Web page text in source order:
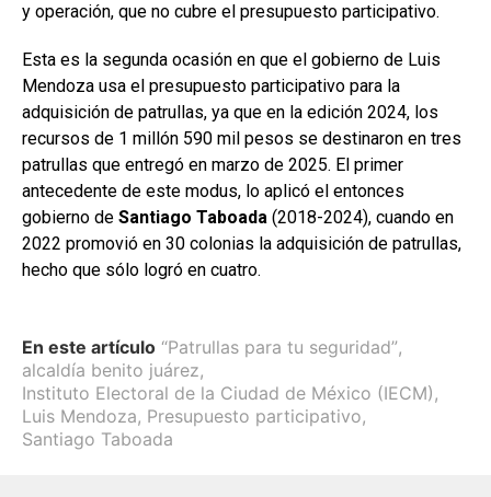
y operación, que no cubre el presupuesto participativo.
Esta es la segunda ocasión en que el gobierno de Luis
Mendoza usa el presupuesto participativo para la
adquisición de patrullas, ya que en la edición 2024, los
recursos de 1 millón 590 mil pesos se destinaron en tres
patrullas que entregó en marzo de 2025. El primer
antecedente de este modus, lo aplicó el entonces
gobierno de Santiago Taboada (2018-2024), cuando en
2022 promovió en 30 colonias la adquisición de patrullas,
hecho que sólo logró en cuatro.
En este artículo “Patrullas para tu seguridad”,
alcaldía benito juárez,
Instituto Electoral de la Ciudad de México (IECM),
Luis Mendoza, Presupuesto participativo,
Santiago Taboada